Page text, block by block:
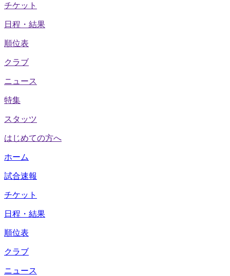
チケット
日程・結果
順位表
クラブ
ニュース
特集
スタッツ
はじめての方へ
ホーム
試合速報
チケット
日程・結果
順位表
クラブ
ニュース